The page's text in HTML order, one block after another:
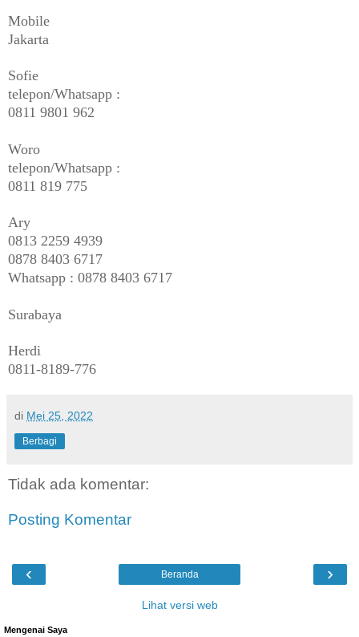
Mobile
Jakarta
Sofie
telepon/Whatsapp :
0811 9801 962
Woro
telepon/Whatsapp :
0811 819 775
Ary
0813 2259 4939
0878 8403 6717
Whatsapp : 0878 8403 6717
Surabaya
Herdi
0811-8189-776
di Mei 25, 2022
Berbagi
Tidak ada komentar:
Posting Komentar
‹ ›
Beranda
Lihat versi web
Mengenai Saya